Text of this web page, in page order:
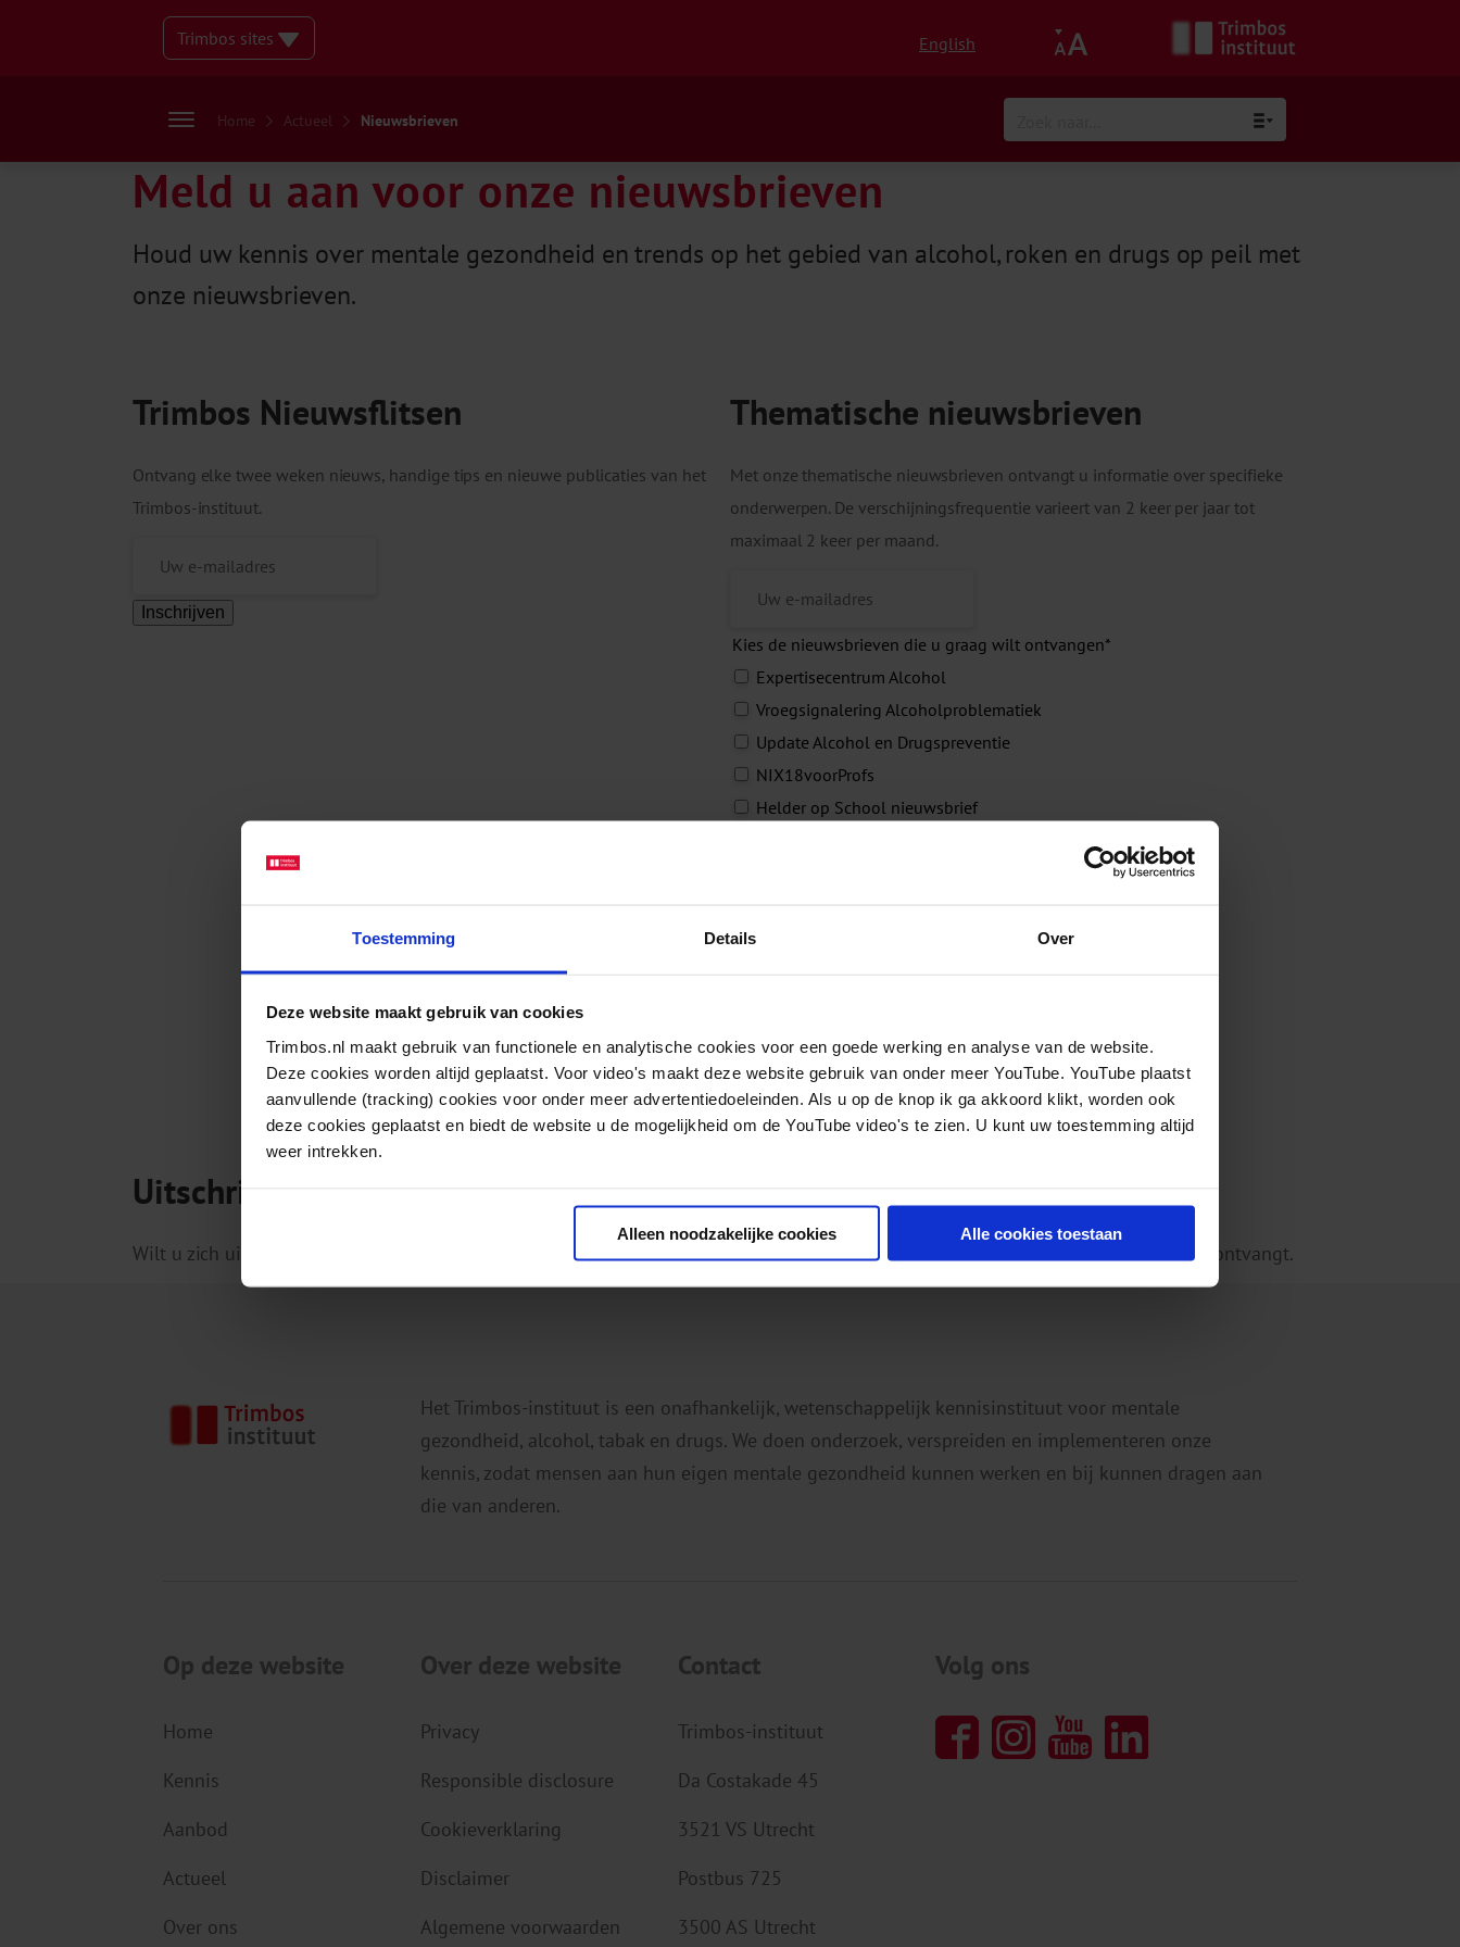
Toestemming Details Over
Deze website maakt gebruik van cookies
Trimbos.nl maakt gebruik van functionele en analytische cookies voor een goede werking en analyse van de website.
Deze cookies worden altijd geplaatst. Voor video's maakt deze website gebruik van onder meer YouTube. YouTube plaatst
aanvullende (tracking) cookies voor onder meer advertentiedoeleinden. Als u op de knop ik ga akkoord klikt, worden ook
deze cookies geplaatst en biedt de website u de mogelijkheid om de YouTube video's te zien. U kunt uw toestemming altijd
weer intrekken.
Alleen noodzakelijke cookies Alle cookies toestaan
Trimbos sites English
Home Actueel Nieuwsbrieven
Meld u aan voor onze nieuwsbrieven
Houd uw kennis over mentale gezondheid en trends op het gebied van alcohol, roken en drugs op peil met
onze nieuwsbrieven.
Trimbos Nieuwsflitsen
Ontvang elke twee weken nieuws, handige tips en nieuwe publicaties van het
Trimbos-instituut.
Inschrijven
Thematische nieuwsbrieven
Met onze thematische nieuwsbrieven ontvangt u informatie over specifieke
onderwerpen. De verschijningsfrequentie varieert van 2 keer per jaar tot
maximaal 2 keer per maand.
Kies de nieuwsbrieven die u graag wilt ontvangen*
Expertisecentrum Alcohol
Vroegsignalering Alcoholproblematiek
Update Alcohol en Drugspreventie
NIX18voorProfs
Helder op School nieuwsbrief
Mentaalvitaal Nieuwsbrief
*Kies in ieder geval één nieuwsbrief
Inschrijven
Uitschrijven
Wilt u zich uitschrijven voor een nieuwsbrief? Dat kan door te klikken op de afmeldlink onderaan elke nieuwsbrief die u van ons ontvangt.
Het Trimbos-instituut is een onafhankelijk, wetenschappelijk kennisinstituut voor mentale
gezondheid, alcohol, tabak en drugs. We doen onderzoek, verspreiden en implementeren onze
kennis, zodat mensen aan hun eigen mentale gezondheid kunnen werken en bij kunnen dragen aan
die van anderen.
Op deze website
Home
Kennis
Aanbod
Actueel
Over ons
Over deze website
Privacy
Responsible disclosure
Cookieverklaring
Disclaimer
Algemene voorwaarden
Contact
Trimbos-instituut
Da Costakade 45
3521 VS Utrecht
Postbus 725
3500 AS Utrecht
Volg ons